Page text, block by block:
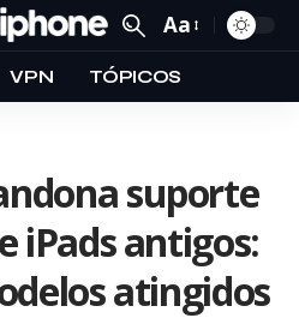
Aa
VPN TÓPICOS
suporte
iPads antigos:
atingidos